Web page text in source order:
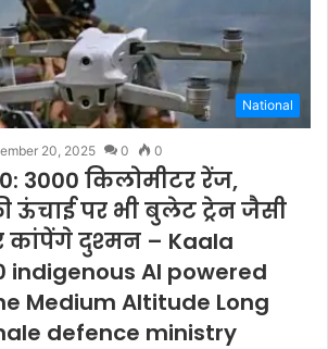
National
20, 2025 0 0
3000 किलोमीटर रेंज,
ऊंचाई पर भी बुलेट ट्रेन जैसी
कांपेंगे दुश्‍मन – Kaala
indigenous Al powered
Medium Altitude Long
defence ministry